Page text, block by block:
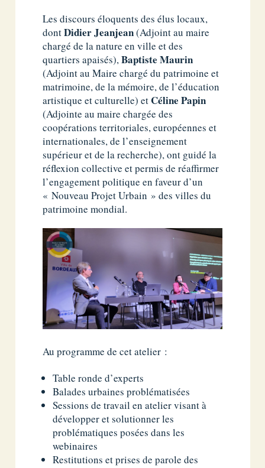
Les discours éloquents des élus locaux,
dontDidier Jeanjean(Adjoint au maire
chargé de la nature en ville et des
quartiers apaisés),Baptiste Maurin
(Adjoint au Maire chargé du patrimoine et
matrimoine, de la mémoire, de l’éducation
artistique et culturelle) et Céline Papin
(Adjointe au maire chargée des
coopérations territoriales, européennes et
internationales, de l’enseignement
supérieur et de la recherche), ont guidé la
réflexion collective et permis de réaffirmer
l’engagement politique en faveur d’un
« Nouveau Projet Urbain » des villes du
patrimoine mondial.
Au programme de cet atelier :
Table ronde d’experts
Balades urbaines problématisées
Sessions de travail en atelier visant à
développer et solutionner les
problématiques posées dans les
webinaires
Restitutions et prises de parole des